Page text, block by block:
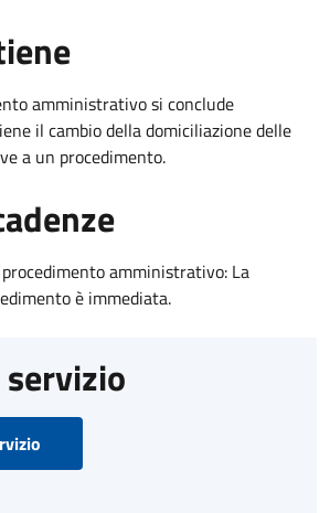
amministrativo si conclude
il cambio della domiciliazione delle
a un procedimento.
amministrativo: La
è immediata.